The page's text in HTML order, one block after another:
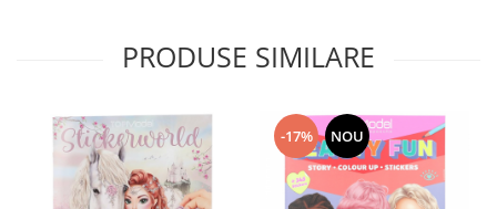
Laminatoare si accesorii
Lipici
Lipici Solid
Lipici Lichid
PRODUSE SIMILARE
-17% NOU